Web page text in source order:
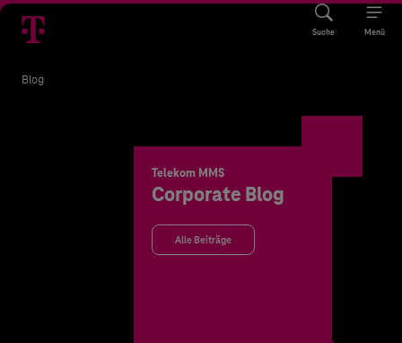
Suche Menü
Blog
Telekom MMS
Corporate Blog
Alle Beiträge